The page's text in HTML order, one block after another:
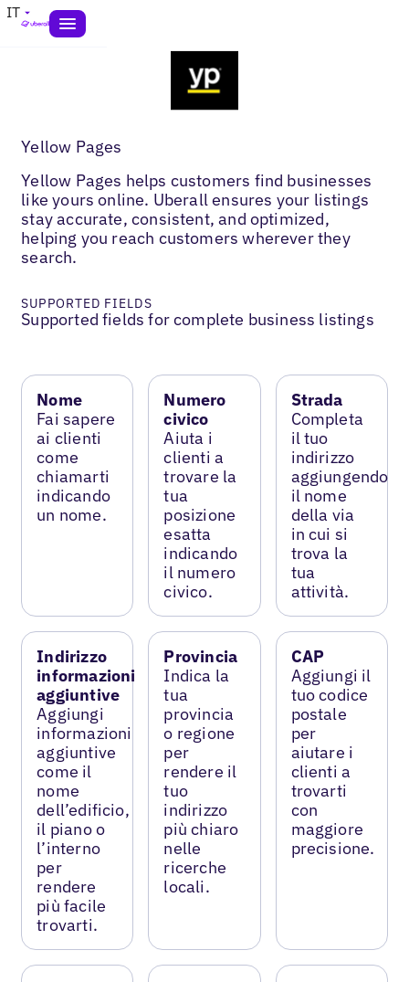
IT
Yellow Pages
Yellow Pages helps customers find businesses
like yours online. Uberall ensures your listings
stay accurate, consistent, and optimized,
helping you reach customers wherever they
search.
SUPPORTED FIELDS
Supported fields for complete business listings
Nome
Fai sapere
ai clienti
come
chiamarti
indicando
un nome.
Numero
civico
Aiuta i
clienti a
trovare la
tua
posizione
esatta
indicando
il numero
civico.
Strada
Completa
il tuo
indirizzo
aggiungendo
il nome
della via
in cui si
trova la
tua
attività.
Indirizzo
informazioni
aggiuntive
Aggiungi
informazioni
aggiuntive
come il
nome
dell’edificio,
il piano o
l’interno
per
rendere
più facile
trovarti.
Provincia
Indica la
tua
provincia
o regione
per
rendere il
tuo
indirizzo
più chiaro
nelle
ricerche
locali.
CAP
Aggiungi il
tuo codice
postale
per
aiutare i
clienti a
trovarti
con
maggiore
precisione.